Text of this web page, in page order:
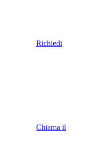
Richiedi
Chiama il